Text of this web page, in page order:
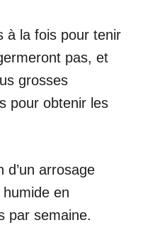
à la fois pour tenir
pas, et
grosses
pour obtenir les
d’un arrosage
en
par semaine.